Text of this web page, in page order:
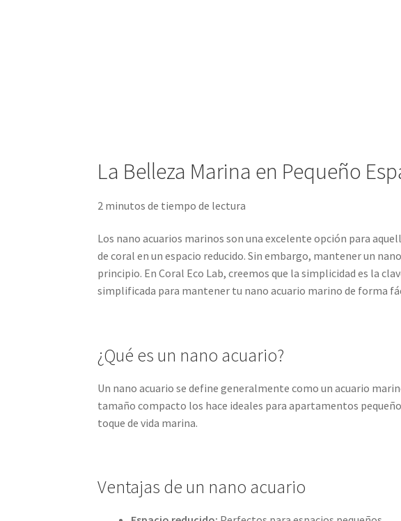
La Belleza Marina en Pequeño
2 minutos de tiempo de lectura
Los nano acuarios marinos son una excelente opción para
de coral en un espacio reducido. Sin embargo, mantener un
principio. En Coral Eco Lab, creemos que la simplicidad es la
simplificada para mantener tu nano acuario marino de forma
¿Qué es un nano acuario?
Un nano acuario se define generalmente como un acuario
tamaño compacto los hace ideales para apartamentos
toque de vida marina.
Ventajas de un nano acuario